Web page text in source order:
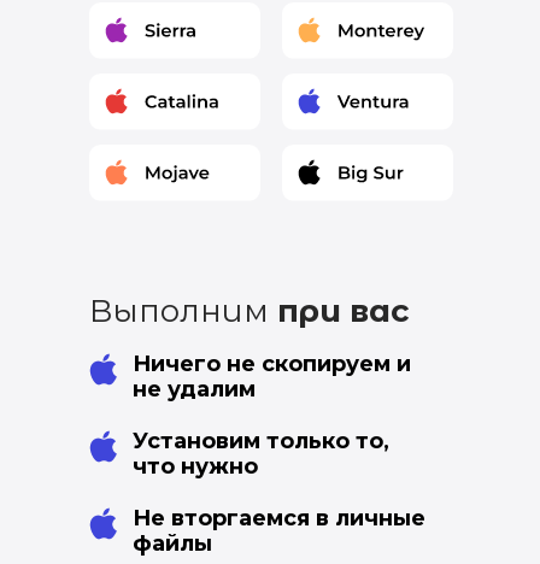
Выполним при вас
Ничего не скопируем и
не удалим
Установим только то,
что нужно
Не вторгаемся в личные
файлы